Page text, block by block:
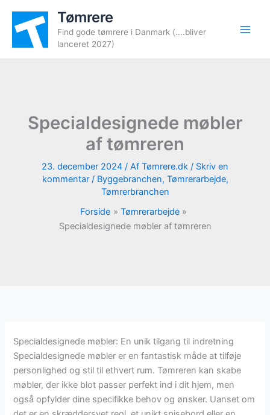
indholdet
Tømrere
Find gode tømrere i Danmark (....bliver
lanceret 2027)
Specialdesignede møbler
af tømreren
23. december 2024 / Af Tømrere.dk / Skriv en
kommentar / Byggebranchen, Tømrerarbejde,
Tømrerbranchen
Forside
Tømrerarbejde
Specialdesignede møbler af tømreren
Specialdesignede møbler: En unik tilgang til indretning
Specialdesignede møbler er en fantastisk måde at tilføje
personlighed og stil til ethvert rum. Tømreren kan skabe
møbler, der ikke blot passer perfekt ind i dit hjem, men
også opfylder dine specifikke behov og ønsker. Uanset om